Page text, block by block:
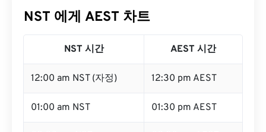
NST 에게 AEST 차트
NST 시간 AEST 시간
12:00 am NST (자정) 12:30 pm AEST
01:00 am NST 01:30 pm AEST